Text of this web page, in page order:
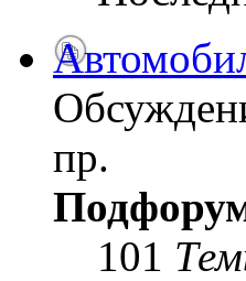
пр.
101